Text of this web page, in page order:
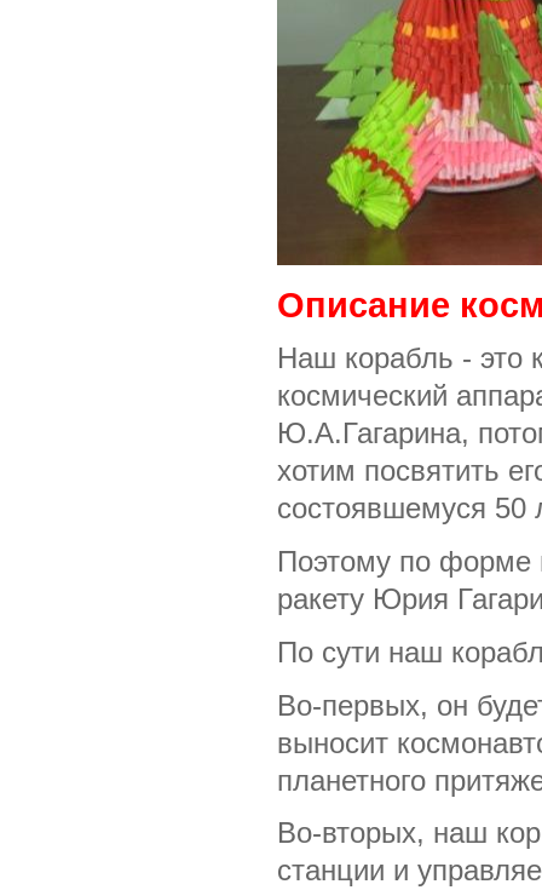
Описание
Наш корабль - это
космический
Ю.А.Гагарина,
хотим посвятить
состоявшемуся 50
Поэтому по форме
ракету Юрия
По сути наш
Во-первых, он
выносит
планетного
Во-вторых, наш
станции и